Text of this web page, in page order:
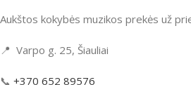
Aukštos kokybės muzikos prekės už
📍 Varpo g. 25, Šiauliai
📞 +370 652 89576